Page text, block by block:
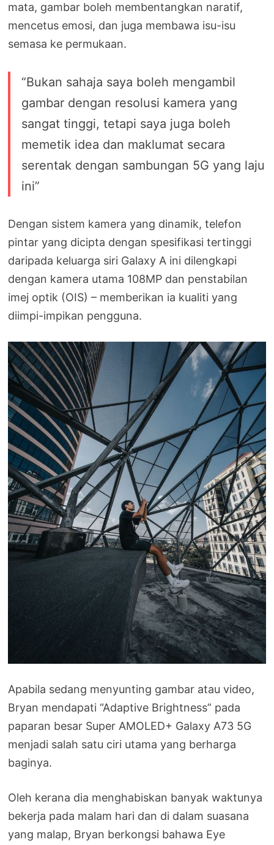
mata, gambar boleh membentangkan naratif,
mencetus emosi, dan juga membawa isu-isu
semasa ke permukaan.
“Bukan sahaja saya boleh mengambil
gambar dengan resolusi kamera yang
sangat tinggi, tetapi saya juga boleh
memetik idea dan maklumat secara
serentak dengan sambungan 5G yang laju
ini”
Dengan sistem kamera yang dinamik, telefon
pintar yang dicipta dengan spesifikasi tertinggi
daripada keluarga siri Galaxy A ini dilengkapi
dengan kamera utama 108MP dan penstabilan
imej optik (OIS) – memberikan ia kualiti yang
diimpi-impikan pengguna.
Apabila sedang menyunting gambar atau video,
Bryan mendapati “Adaptive Brightness” pada
paparan besar Super AMOLED+ Galaxy A73 5G
menjadi salah satu ciri utama yang berharga
baginya.
Oleh kerana dia menghabiskan banyak waktunya
bekerja pada malam hari dan di dalam suasana
yang malap, Bryan berkongsi bahawa Eye